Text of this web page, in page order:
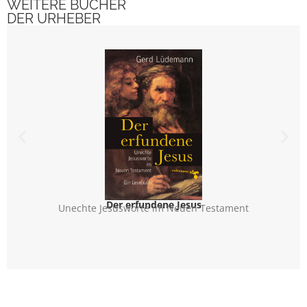
WEITERE BÜCHER
DER URHEBER
Der erfundene Jesus
Unechte Jesusworte im Neuen Testament